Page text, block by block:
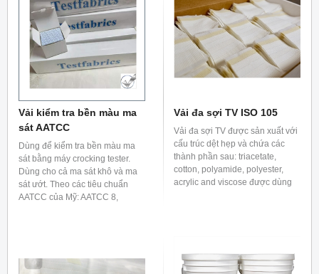
Vải kiểm tra bền màu ma
sát AATCC
Dùng để kiểm tra bền màu ma
sát bằng máy crocking tester.
Dùng cho cả ma sát khô và ma
sát ướt. Theo các tiêu chuẩn
AATCC của Mỹ: AATCC 8,
Vải đa sợi TV ISO 105
Vải đa sợi TV được sản xuất với
cấu trúc dệt hẹp và chứa các
thành phần sau: triacetate,
cotton, polyamide, polyester,
acrylic and viscose được dùng